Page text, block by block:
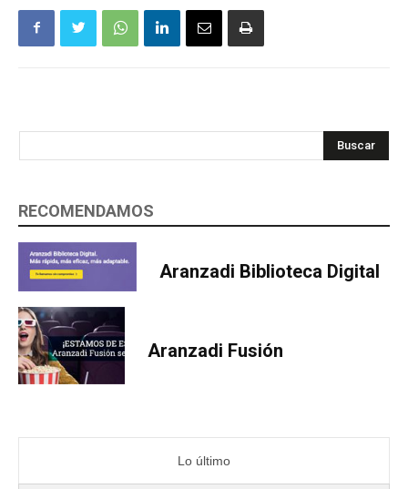
Buscar
RECOMENDAMOS
Aranzadi Biblioteca Digital
Aranzadi Fusión
Lo último